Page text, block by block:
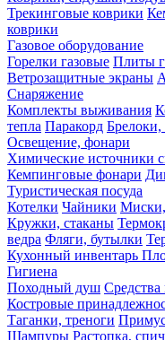
Трекинговые коврики
коврики
Газовое оборудование
Горелки газовые Плиты
Ветрозащитные экраны
Снаряжение
Комплекты выживания
тепла Паракорд Брелоки,
Освещение, фонари
Химические источники
Кемпинговые фонари
Туристическая посуда
Котелки Чайники Миски,
Кружки, стаканы
ведра Фляги, бутылки
Кухонный инвентарь
Гигиена
Походный душ
Костровые
Таганки, треноги
Шампуры Растопка,